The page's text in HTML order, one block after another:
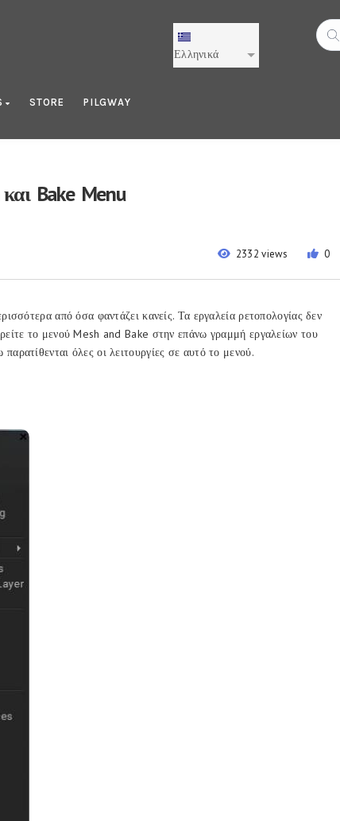
Ελληνικά
STORE PILGWAY
Bake Menu
2332 views 0
από όσα φαντάζει κανείς. Τα εργαλεία ρετοπολογίας δεν
το μενού Mesh and Bake στην επάνω γραμμή εργαλείων του
όλες οι λειτουργίες σε αυτό το μενού.